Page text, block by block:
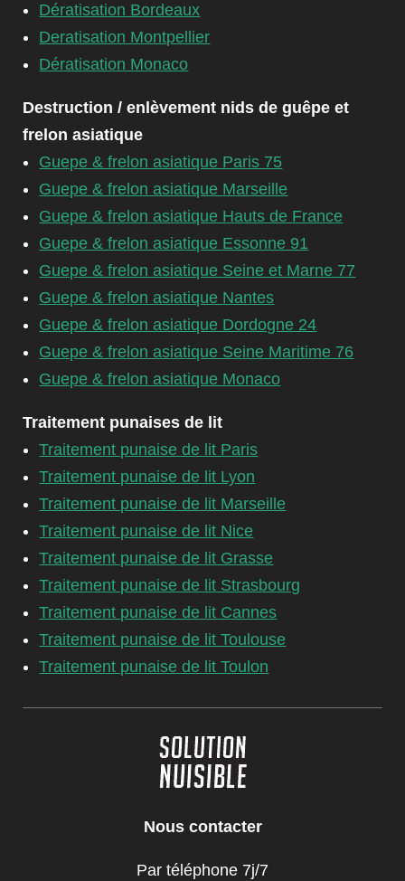
Dératisation Bordeaux
Deratisation Montpellier
Dératisation Monaco
Destruction / enlèvement nids de guêpe et
frelon asiatique
Guepe & frelon asiatique Paris 75
Guepe & frelon asiatique Marseille
Guepe & frelon asiatique Hauts de France
Guepe & frelon asiatique Essonne 91
Guepe & frelon asiatique Seine et Marne 77
Guepe & frelon asiatique Nantes
Guepe & frelon asiatique Dordogne 24
Guepe & frelon asiatique Seine Maritime 76
Guepe & frelon asiatique Monaco
Traitement punaises de lit
Traitement punaise de lit Paris
Traitement punaise de lit Lyon
Traitement punaise de lit Marseille
Traitement punaise de lit Nice
Traitement punaise de lit Grasse
Traitement punaise de lit Strasbourg
Traitement punaise de lit Cannes
Traitement punaise de lit Toulouse
Traitement punaise de lit Toulon
Nous contacter
Par téléphone 7j/7